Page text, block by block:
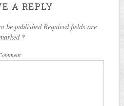
A REPLY
be published Required fields are
*